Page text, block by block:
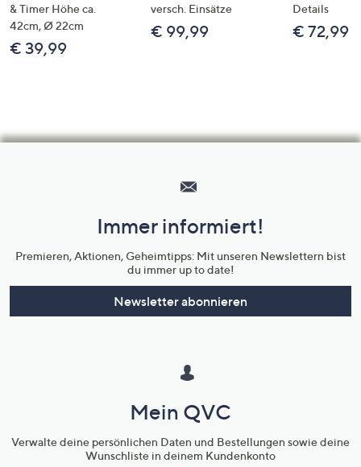
& Timer Höhe ca.
42cm, Ø 22cm
€ 39,99
versch. Einsätze
€ 99,99
Details
€ 72,99
Unternehmensinformationen
Immer informiert!
Premieren, Aktionen, Geheimtipps: Mit unseren Newslettern bist
du immer up to date!
Newsletter abonnieren
Mein QVC
Verwalte deine persönlichen Daten und Bestellungen sowie deine
Wunschliste in deinem Kundenkonto